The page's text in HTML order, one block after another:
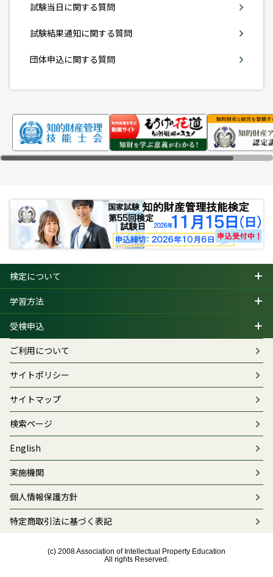
2026年01月08日 第52回検定情報
第52回検定（2025年11月16日実施）の
2025年12月16日 第52回検定情報
第52回検定（2025年11月16日実施）の
試験問題を公開しました。
2025年12月01日 第53回検定情報
第53回検定（2026年3月8日実施）のCBT
方式試験の申込受付を開始しました。
2025年11月17日 第52回検定情報
第52回検定（2025年11月16日実施）の
正解情報を公開しました。
CBT方式受検者の方は、ご自身の解答内容を、検
定マイページの第52回検定の「申込内容の表示」
＞「試験問題と自分の解答内容」からご確認いただ
けます。
2025年11月16日 第52回検定情報
第52回知的財産管理技能検定を実施しま
した。
2025年10月22日
第53回検定（2026年3月8日実施）の申込
試験当日に関する質問
試験結果通知に関する質問
団体申込に関する質問
検定について
学習方法
受検申込
ご利用について
サイトポリシー
サイトマップ
検索ページ
English
実施機関
個人情報保護方針
特定商取引法に基づく表記
(c) 2008 Association of Intellectual Property Education
All rights Reserved.